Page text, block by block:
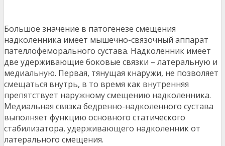
Большое значение в патогенезе смещения
надколенника имеет мышечно-связочный аппарат
пателлофеморального сустава. Надколенник имеет
две удерживающие боковые связки – латеральную и
медиальную. Первая, тянущая кнаружи, не позволяет
смещаться внутрь, в то время как внутренняя
препятствует наружному смещению надколенника.
Медиальная связка бедренно-надколенного сустава
выполняет функцию основного статического
стабилизатора, удерживающего надколенник от
латерального смещения.